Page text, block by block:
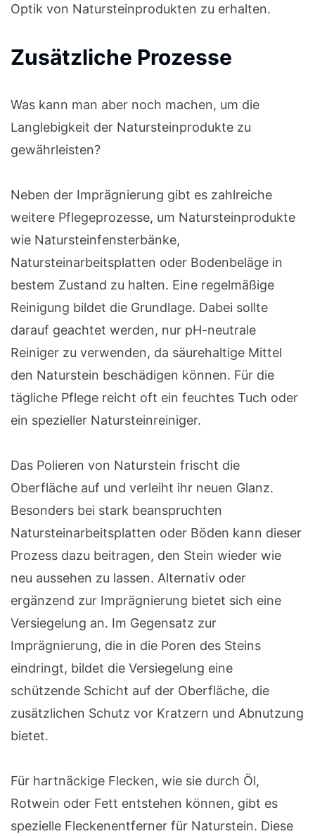
Optik von Natursteinprodukten zu erhalten.
Zusätzliche Prozesse
Was kann man aber noch machen, um die
Langlebigkeit der Natursteinprodukte zu
gewährleisten?
Neben der Imprägnierung gibt es zahlreiche
weitere Pflegeprozesse, um Natursteinprodukte
wie Natursteinfensterbänke,
Natursteinarbeitsplatten oder Bodenbeläge in
bestem Zustand zu halten. Eine regelmäßige
Reinigung bildet die Grundlage. Dabei sollte
darauf geachtet werden, nur pH-neutrale
Reiniger zu verwenden, da säurehaltige Mittel
den Naturstein beschädigen können. Für die
tägliche Pflege reicht oft ein feuchtes Tuch oder
ein spezieller Natursteinreiniger.
Das Polieren von Naturstein frischt die
Oberfläche auf und verleiht ihr neuen Glanz.
Besonders bei stark beanspruchten
Natursteinarbeitsplatten oder Böden kann dieser
Prozess dazu beitragen, den Stein wieder wie
neu aussehen zu lassen. Alternativ oder
ergänzend zur Imprägnierung bietet sich eine
Versiegelung an. Im Gegensatz zur
Imprägnierung, die in die Poren des Steins
eindringt, bildet die Versiegelung eine
schützende Schicht auf der Oberfläche, die
zusätzlichen Schutz vor Kratzern und Abnutzung
bietet.
Für hartnäckige Flecken, wie sie durch Öl,
Rotwein oder Fett entstehen können, gibt es
spezielle Fleckenentferner für Naturstein. Diese